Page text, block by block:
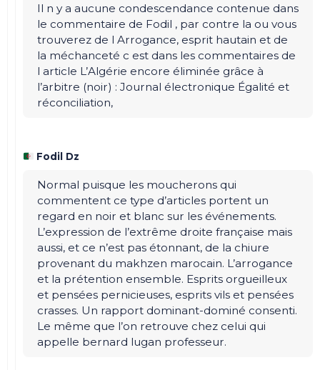
Il n y a aucune condescendance contenue dans
le commentaire de Fodil , par contre la ou vous
trouverez de l Arrogance, esprit hautain et de
la méchanceté c est dans les commentaires de
l article L’Algérie encore éliminée grâce à
l’arbitre (noir) : Journal électronique Égalité et
réconciliation,
Fodil Dz
Normal puisque les moucherons qui
commentent ce type d’articles portent un
regard en noir et blanc sur les événements.
L’expression de l’extrême droite française mais
aussi, et ce n’est pas étonnant, de la chiure
provenant du makhzen marocain. L’arrogance
et la prétention ensemble. Esprits orgueilleux
et pensées pernicieuses, esprits vils et pensées
crasses. Un rapport dominant-dominé consenti.
Le même que l’on retrouve chez celui qui
appelle bernard lugan professeur.